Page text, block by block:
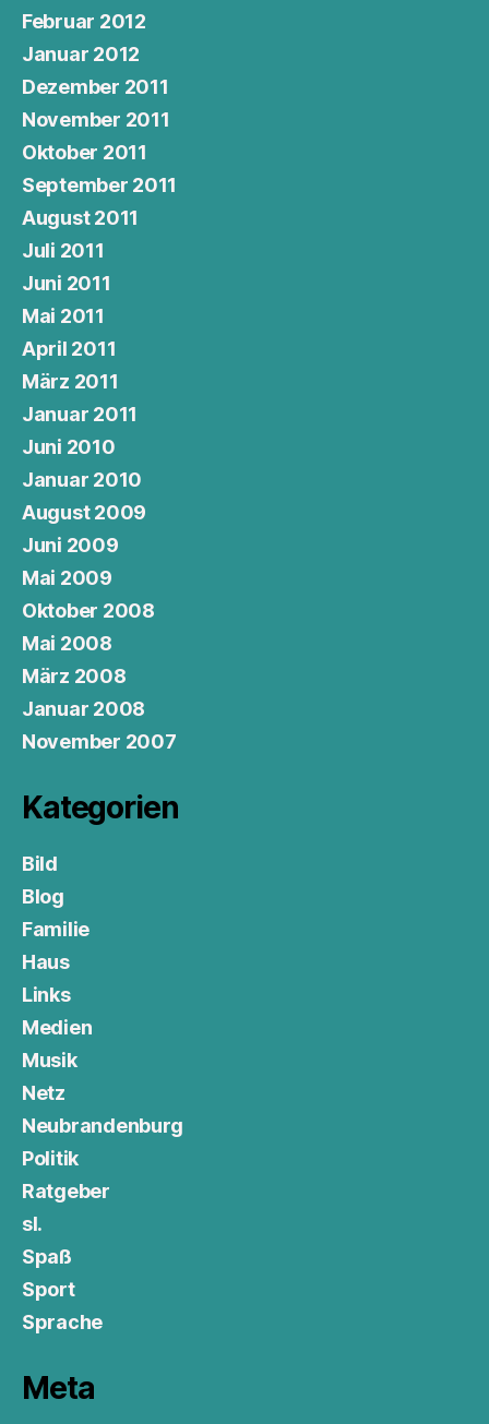
Februar 2012
Januar 2012
Dezember 2011
November 2011
Oktober 2011
September 2011
August 2011
Juli 2011
Juni 2011
Mai 2011
April 2011
März 2011
Januar 2011
Juni 2010
Januar 2010
August 2009
Juni 2009
Mai 2009
Oktober 2008
Mai 2008
März 2008
Januar 2008
November 2007
Kategorien
Bild
Blog
Familie
Haus
Links
Medien
Musik
Netz
Neubrandenburg
Politik
Ratgeber
sl.
Spaß
Sport
Sprache
Meta